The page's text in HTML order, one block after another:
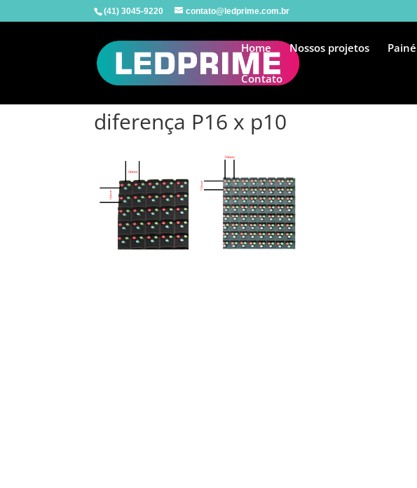
(41) 3045-9220 contato@ledprime.com.br
Home Nossos projetos
Contato
diferença P16 x p10